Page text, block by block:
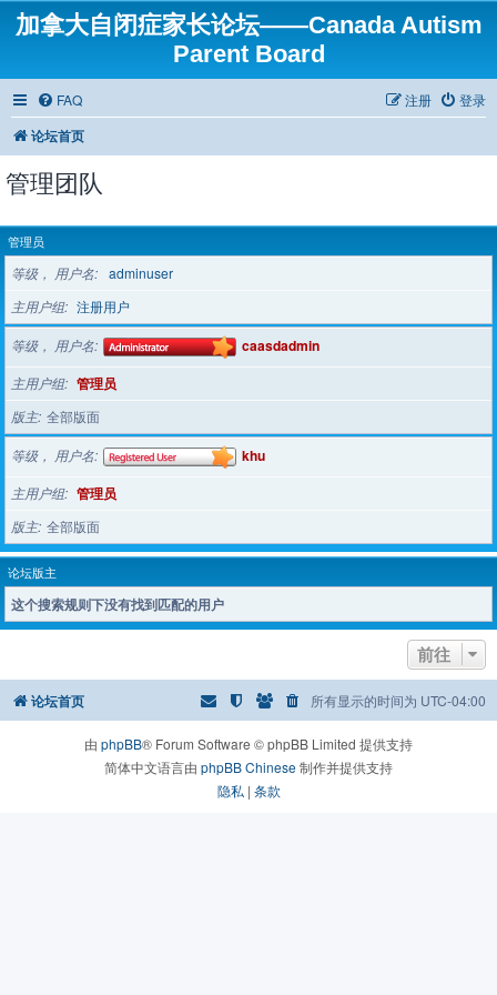
加拿大自闭症家长论坛——Canada Autism
Parent Board
FAQ 登录
注册
论坛首页
管理团队
管理员
等级， 用户名
adminuser
主用户组
注册用户
等级， 用户名 caasdadmin
主用户组 管理员
版主 全部版面
等级， 用户名 khu
主用户组 管理员
版主 全部版面
论坛版主
这个搜索规则下没有找到匹配的用户
前往
论坛首页 所有显示的时间为 UTC-04:00
由 phpBB® Forum Software © phpBB Limited 提供支持
简体中文语言由 phpBB Chinese制作并提供支持
隐私 | 条款